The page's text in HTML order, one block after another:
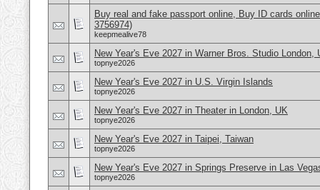
Buy real and fake passport online, Buy ID cards
3756974)
keepmealive78
New Year's Eve 2027 in Warner Bros. Studio London,
topnye2026
New Year's Eve 2027 in U.S. Virgin Islands
topnye2026
New Year's Eve 2027 in Theater in London, UK
topnye2026
New Year's Eve 2027 in Taipei, Taiwan
topnye2026
New Year's Eve 2027 in Springs Preserve in Las
topnye2026